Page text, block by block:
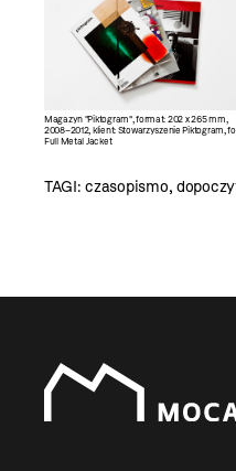
Magazyn "Piktogram", format: 202 x 265 mm,
2008–2012, klient: Stowarzyszenie Piktogram,
Full Metal Jacket
TAGI:czasopismo,